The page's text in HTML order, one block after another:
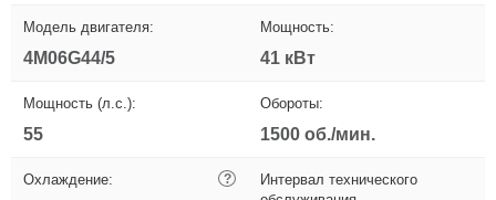
Модель двигателя:
4M06G44/5
Мощность:
41 кВт
Мощность (л.с.):
55
Обороты:
1500 об./мин.
Охлаждение: ?
Интервал технического